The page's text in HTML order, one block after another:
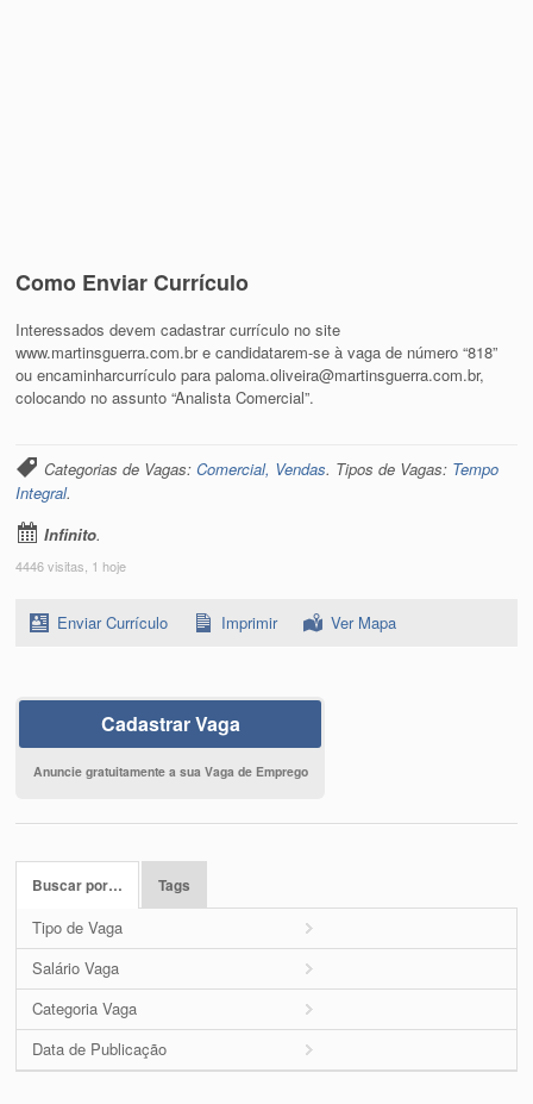
Como Enviar Currículo
Interessados devem cadastrar currículo no site
www.martinsguerra.com.br e candidatarem-se à vaga de número “818”
ou encaminharcurrículo para paloma.oliveira@martinsguerra.com.br,
colocando no assunto “Analista Comercial”.
Categorias de Vagas:Comercial, Vendas. Tipos de Vagas: Tempo
Integral.
Infinito.
4446 visitas, 1 hoje
Enviar Currículo Imprimir Ver Mapa
Cadastrar Vaga
Anuncie gratuitamente a sua Vaga de Emprego
Buscar por… Tags
Tipo de Vaga
Salário Vaga
Categoria Vaga
Data de Publicação